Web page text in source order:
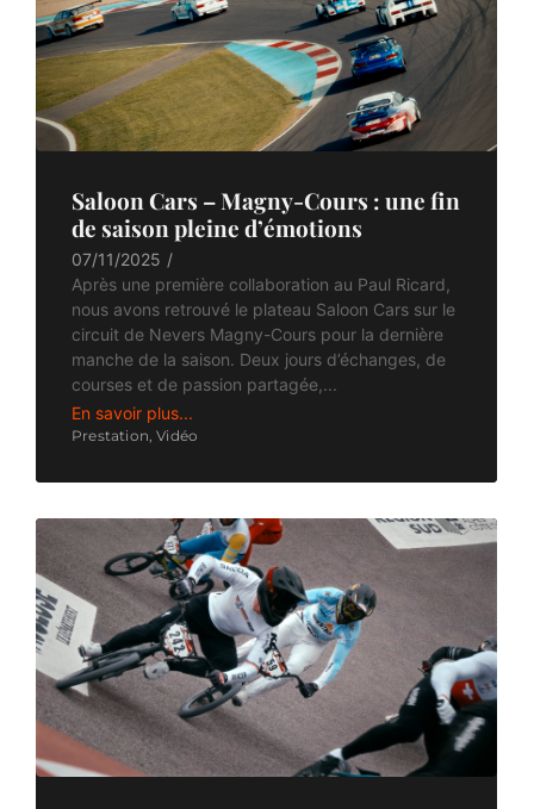
Saloon Cars – Magny-Cours : une fin
de saison pleine d’émotions
07/11/2025 /
Après une première collaboration au Paul Ricard,
nous avons retrouvé le plateau Saloon Cars sur le
circuit de Nevers Magny-Cours pour la dernière
manche de la saison. Deux jours d’échanges, de
courses et de passion partagée,...
En savoir plus...
Prestation Vidéo